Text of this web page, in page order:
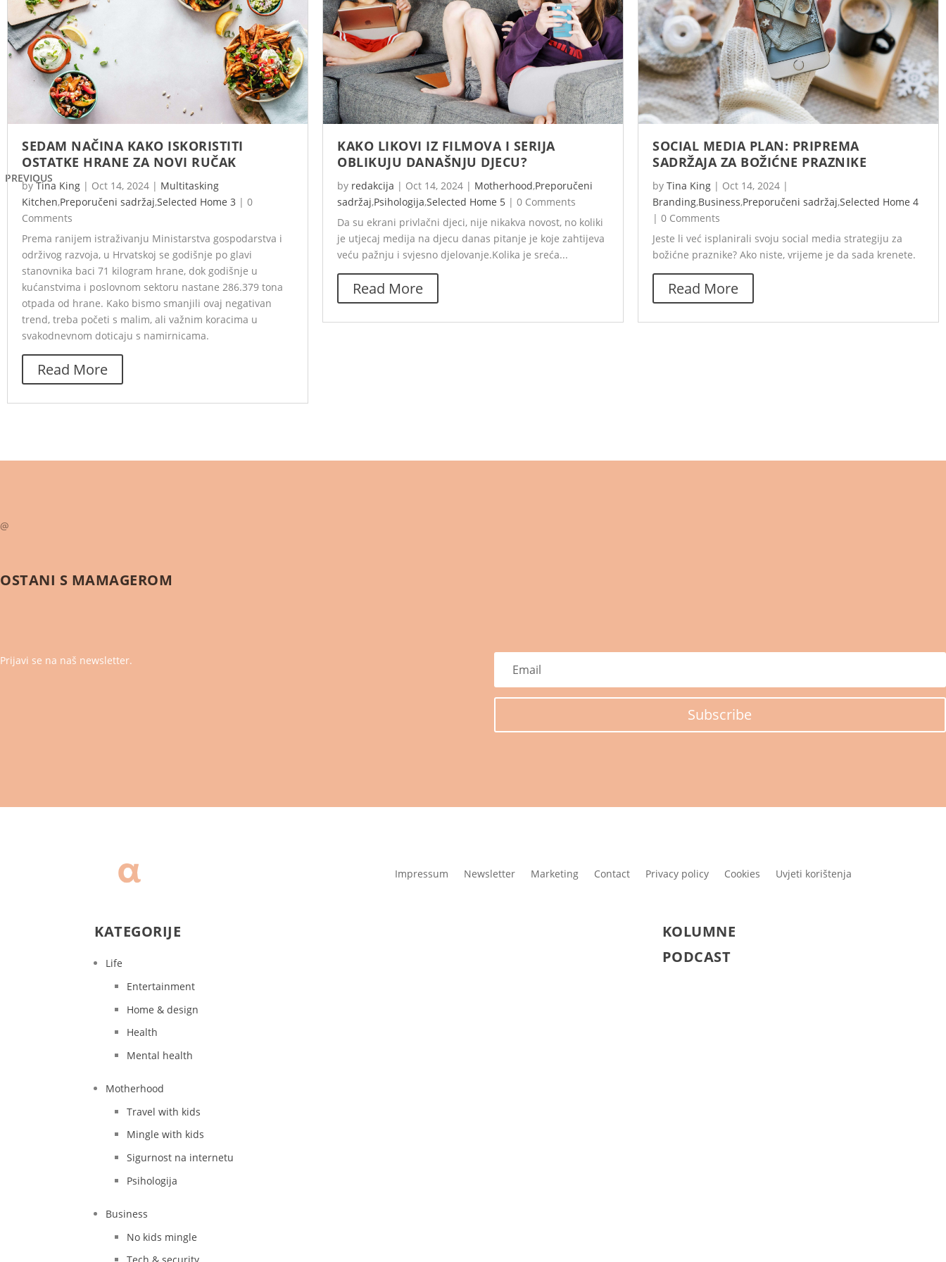
PREVIOUS
SEDAM NAČINA KAKO ISKORISTITI
OSTATKE HRANE ZA NOVI RUČAK
by Tina King | Oct 14, 2024 | Multitasking
Kitchen,Preporučeni sadržaj,Selected Home 3 | 0
Comments
Prema ranijem istraživanju Ministarstva gospodarstva i
održivog razvoja, u Hrvatskoj se godišnje po glavi
stanovnika baci 71 kilogram hrane, dok godišnje u
kućanstvima i poslovnom sektoru nastane 286.379 tona
otpada od hrane. Kako bismo smanjili ovaj negativan
trend, treba početi s malim, ali važnim koracima u
svakodnevnom doticaju s namirnicama.
Read More
KAKO LIKOVI IZ FILMOVA I SERIJA
OBLIKUJU DANAŠNJU DJECU?
by redakcija | Oct 14, 2024 | Motherhood,Preporučeni
sadržaj,Psihologija,Selected Home 5 | 0 Comments
Da su ekrani privlačni djeci, nije nikakva novost, no koliki
je utjecaj medija na djecu danas pitanje je koje zahtijeva
veću pažnju i svjesno djelovanje.Kolika je sreća...
Read More
SOCIAL MEDIA PLAN: PRIPREMA
SADRŽAJA ZA BOŽIĆNE PRAZNIKE
by Tina King | Oct 14, 2024 |
Branding,Business,Preporučeni sadržaj,Selected Home 4
| 0 Comments
Jeste li već isplanirali svoju social media strategiju za
božićne praznike? Ako niste, vrijeme je da sada krenete.
Read More
@
OSTANI S MAMAGEROM
Prijavi se na naš newsletter.
Subscribe
Impressum Newsletter Marketing Contact Privacy policy Cookies Uvjeti korištenja
KATEGORIJE
Life
Entertainment
Home & design
Health
Mental health
Motherhood
Travel with kids
Mingle with kids
Sigurnost na internetu
Psihologija
Business
No kids mingle
KOLUMNE
PODCAST